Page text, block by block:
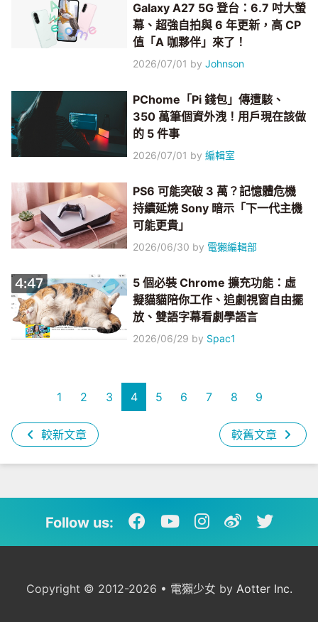
Galaxy A27 5G 登台：6.7 吋大螢
幕、超強自拍與 6 年更新，高 CP
值「A 咖夥伴」來了！
2026/07/01 byJohnson
PChome「Pi 錢包」傳遭駭、
350 萬筆個資外洩！用戶現在該做
的 5 件事
2026/07/01 by編輯室
PS6 可能突破 3 萬？記憶體危機
持續延燒 Sony 暗示「下一代主機
可能更貴」
2026/06/30 by 電獺編輯部
5 個必裝 Chrome 擴充功能：虛
擬貓貓陪你工作、追劇視窗自由擺
放、雙語字幕看劇學語言
2026/06/29 by Spac1
較新文章
1 2 3 4 5 6 7 8 9
較舊文章
Follow us:
Copyright © 2012-2026 • 電獺少女 by Aotter Inc.